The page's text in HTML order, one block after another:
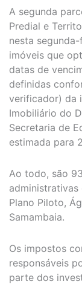
A segunda
Predial e
nesta
imóveis que
datas de
definidas
verificador) da
Imobiliário do
Secretaria de
estimada para
Ao todo, são
administrativas
Plano Piloto,
Samambaia.
Os impostos
responsáveis
parte dos